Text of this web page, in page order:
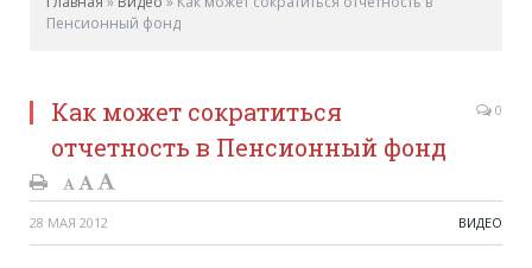
Пенсионный фонд
Как может сократиться
отчетность в Пенсионный фонд
0
28 МАЯ 2012 ВИДЕО